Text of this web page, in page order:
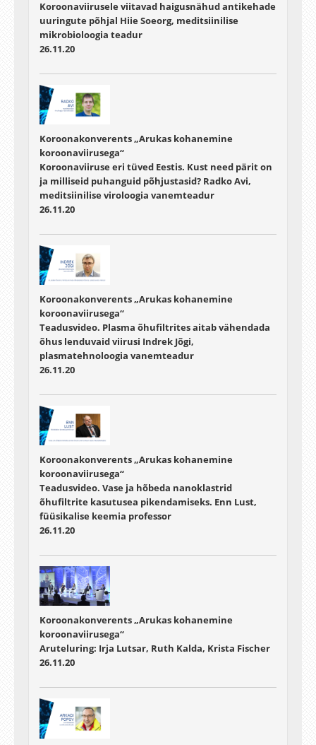
Koroonaviirusele viitavad haigusnähud antikehade
uuringute põhjal Hiie Soeorg, meditsiinilise
mikrobioloogia teadur
26.11.20
Koroonakonverents „Arukas kohanemine
koroonaviirusega“
Koroonaviiruse eri tüved Eestis. Kust need pärit on
ja milliseid puhanguid põhjustasid? Radko Avi,
meditsiinilise viroloogia vanemteadur
26.11.20
Koroonakonverents „Arukas kohanemine
koroonaviirusega“
Teadusvideo. Plasma õhufiltrites aitab vähendada
õhus lenduvaid viirusi Indrek Jõgi,
plasmatehnoloogia vanemteadur
26.11.20
Koroonakonverents „Arukas kohanemine
koroonaviirusega“
Teadusvideo. Vase ja hõbeda nanoklastrid
õhufiltrite kasutusea pikendamiseks. Enn Lust,
füüsikalise keemia professor
26.11.20
Koroonakonverents „Arukas kohanemine
koroonaviirusega“
Aruteluring: Irja Lutsar, Ruth Kalda, Krista Fischer
26.11.20